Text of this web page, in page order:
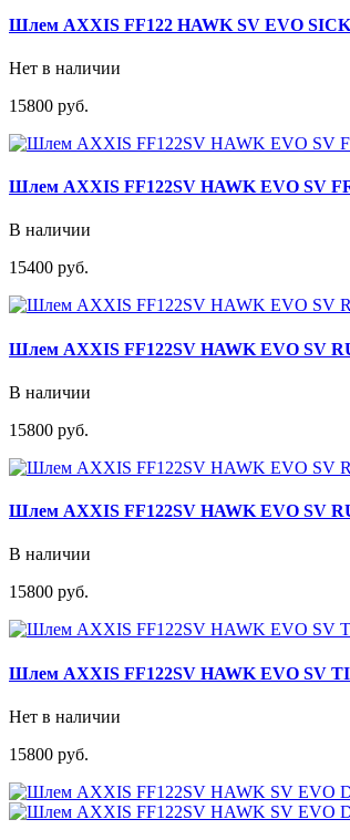
Шлем AXXIS FF122 HAWK SV EVO
Нет в наличии
15800 руб.
Шлем AXXIS FF122SV HAWK EVO SV
В наличии
15400 руб.
Шлем AXXIS FF122SV HAWK EVO SV
В наличии
15800 руб.
Шлем AXXIS FF122SV HAWK EVO SV
В наличии
15800 руб.
Шлем AXXIS FF122SV HAWK EVO SV
Нет в наличии
15800 руб.